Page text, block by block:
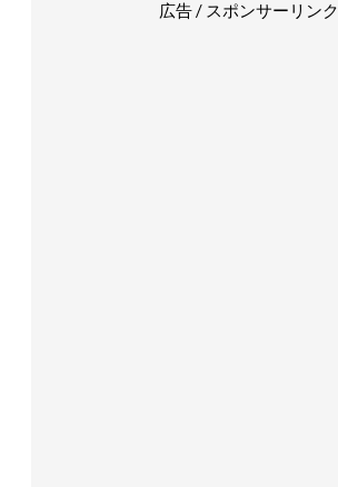
広告 / スポンサーリンク